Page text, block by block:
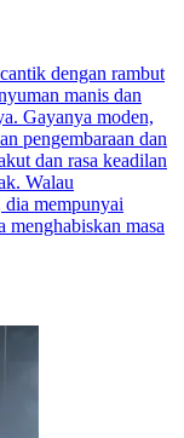
dengan rambut
manis dan
Gayanya moden,
pengembaraan dan
dan rasa keadilan
Walau
dia mempunyai
menghabiskan masa